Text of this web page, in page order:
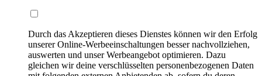
Durch das Akzeptieren dieses Dienstes können wir den Erfolg
unserer Online-Werbeeinschaltungen besser nachvollziehen,
auswerten und unser Werbeangebot optimieren. Dazu
gleichen wir deine verschlüsselten personenbezogenen Daten